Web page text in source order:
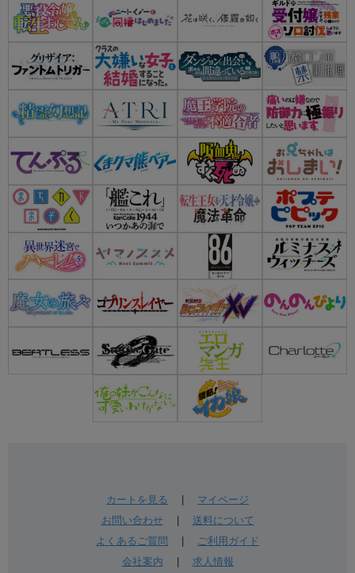
カートを見る
マイページ
お問い合わせ| 送料について
よくあるご質問
ご利用ガイド
会社案内
求人情報